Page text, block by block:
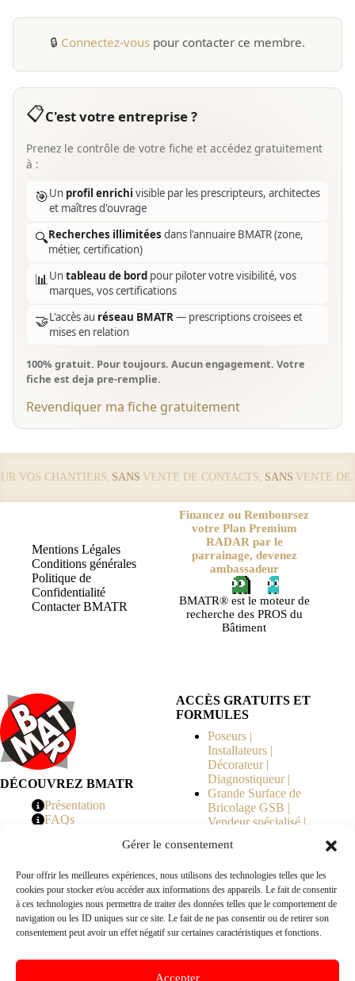
Gérer le consentement
Pour offrir les meilleures expériences, nous utilisons des technologies telles que les
cookies pour stocker et/ou accéder aux informations des appareils. Le fait de consentir
à ces technologies nous permettra de traiter des données telles que le comportement de
navigation ou les ID uniques sur ce site. Le fait de ne pas consentir ou de retirer son
consentement peut avoir un effet négatif sur certaines caractéristiques et fonctions.
Accepter
🔒 Connectez-vous pour contacter ce membre.
📋C'est votre entreprise ?
Prenez le contrôle de votre fiche et accédez gratuitement
à :
🎯Un profil enrichi visible par les prescripteurs, architectes
et maîtres d'ouvrage
🔍Recherches illimitées dans l'annuaire BMATR (zone,
métier, certification)
📊Untableau de bord pour piloter votre visibilité, vos
marques, vos certifications
🤝L'accès au réseau BMATR— prescriptions croisees et
mises en relation
100% gratuit. Pour toujours. Aucun engagement. Votre
fiche est deja pre-remplie.
Revendiquer ma fiche gratuitement
VOS CHANTIERS, SANSVENTE DE CONTACTS,SANSVENTE DE
Mentions Légales
Conditions générales
Politique de
Confidentialité
Contacter BMATR
Financez ou Remboursez
votre Plan Premium
RADAR par le
parrainage, devenez
ambassadeur
BMATR® est le moteur de
recherche des PROS du
Bâtiment
DÉCOUVREZ BMATR
Présentation
FAQs
ACCÈS GRATUITS ET
FORMULES
Poseurs |
Installateurs |
Décorateur |
Diagnostiqueur |
Grande Surface de
Bricolage GSB |
Vendeur spécialisé |
Copropriété | MOE |
en Travaux |
Fabricants | Marque |
© 2026 BMATR® — Tous droits réservés.